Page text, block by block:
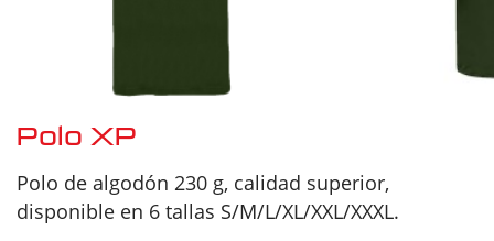
Polo XP
Polo de algodón 230 g, calidad superior,
disponible en 6 tallas S/M/L/XL/XXL/XXXL.